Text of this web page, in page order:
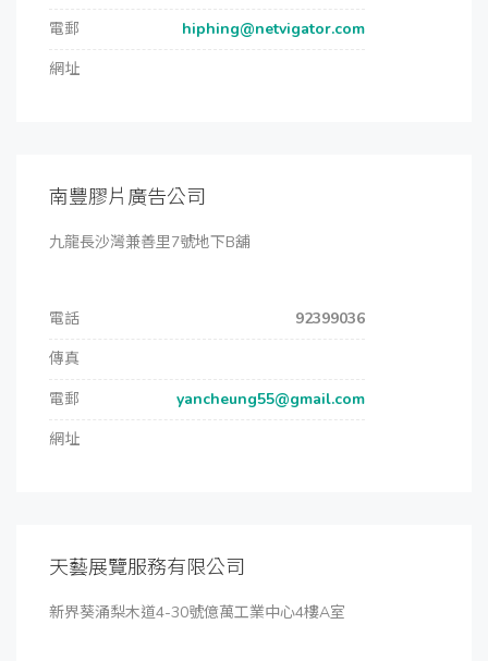
電郵
hiphing@netvigator.com
網址
南豐膠片廣告公司
九龍長沙灣兼善里7號地下B舖
電話
92399036
傳真
電郵
yancheung55@gmail.com
網址
天藝展覽服務有限公司
新界葵涌梨木道4-30號億萬工業中心4樓A室